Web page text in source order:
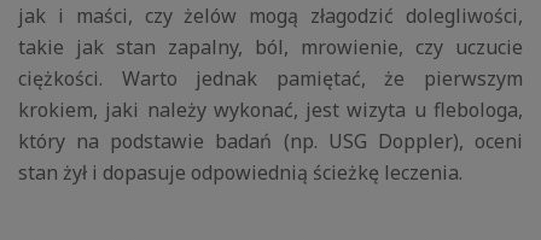
jak i maści, czy żelów mogą złagodzić dolegliwości,
takie jak stan zapalny, ból, mrowienie, czy uczucie
ciężkości. Warto jednak pamiętać, że pierwszym
krokiem, jaki należy wykonać, jest wizyta u flebologa,
który na podstawie badań (np. USG Doppler), oceni
stan żył i dopasuje odpowiednią ścieżkę leczenia.